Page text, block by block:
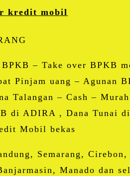
kredit mobil
– Take over BPKB
Pinjam uang – Agunan
Talangan – Cash –
di ADIRA , Dana Tunai
Mobil bekas
Semarang,
Manado dan